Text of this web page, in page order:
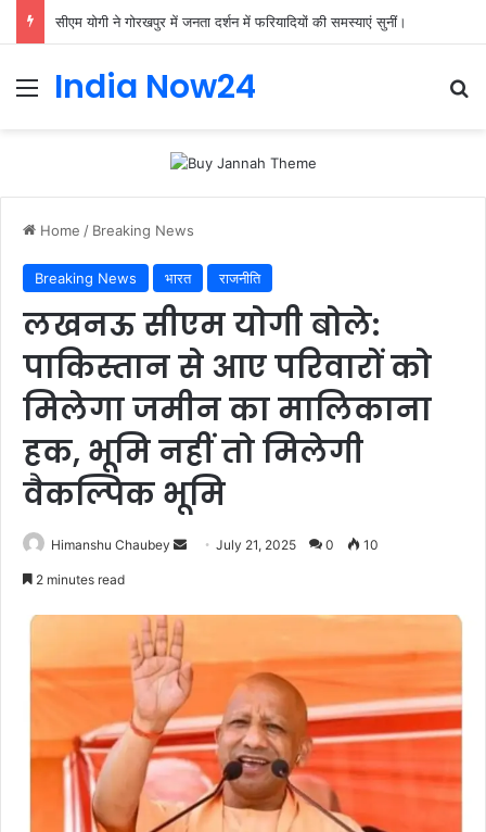
सीएम योगी ने गोरखपुर में जनता दर्शन में फरियादियों की समस्याएं सुनीं।
India Now24
Home / Breaking News
Breaking News भारत राजनीति
लखनऊ सीएम योगी बोले:
पाकिस्तान से आए परिवारों को
मिलेगा जमीन का मालिकाना
हक, भूमि नहीं तो मिलेगी
वैकल्पिक भूमि
Himanshu Chaubey July 21, 2025 0 10
2 minutes read